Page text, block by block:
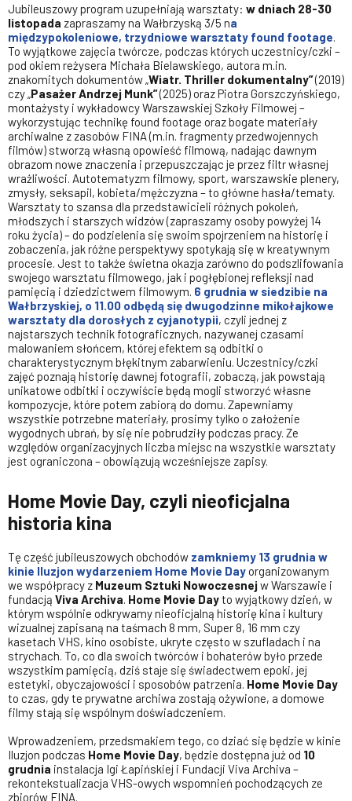
Jubileuszowy program uzupełniają warsztaty: w dniach 28-30
listopada zapraszamy na Wałbrzyską 3/5 na
międzypokoleniowe, trzydniowe warsztaty found footage.
To wyjątkowe zajęcia twórcze, podczas których uczestnicy/czki –
pod okiem reżysera Michała Bielawskiego, autora m.in.
znakomitych dokumentów „Wiatr. Thriller dokumentalny”(2019)
czy „Pasażer Andrzej Munk”(2025) oraz Piotra Gorszczyńskiego,
montażysty i wykładowcy Warszawskiej Szkoły Filmowej –
wykorzystując technikę found footage oraz bogate materiały
archiwalne z zasobów FINA (m.in. fragmenty przedwojennych
filmów) stworzą własną opowieść filmową, nadając dawnym
obrazom nowe znaczenia i przepuszczając je przez filtr własnej
wrażliwości. Autotematyzm filmowy, sport, warszawskie plenery,
zmysły, seksapil, kobieta/mężczyzna – to główne hasła/tematy.
Warsztaty to szansa dla przedstawicieli różnych pokoleń,
młodszych i starszych widzów (zapraszamy osoby powyżej 14
roku życia) – do podzielenia się swoim spojrzeniem na historię i
zobaczenia, jak różne perspektywy spotykają się w kreatywnym
procesie. Jest to także świetna okazja zarówno do podszlifowania
swojego warsztatu filmowego, jak i pogłębionej refleksji nad
pamięcią i dziedzictwem filmowym. 6 grudnia w siedzibie na
Wałbrzyskiej, o 11.00 odbędą się dwugodzinne mikołajkowe
warsztaty dla dorosłych z cyjanotypii, czyli jednej z
najstarszych technik fotograficznych, nazywanej czasami
malowaniem słońcem, której efektem są odbitki o
charakterystycznym błękitnym zabarwieniu. Uczestnicy/czki
zajęć poznają historię dawnej fotografii, zobaczą, jak powstają
unikatowe odbitki i oczywiście będą mogli stworzyć własne
kompozycje, które potem zabiorą do domu. Zapewniamy
wszystkie potrzebne materiały, prosimy tylko o założenie
wygodnych ubrań, by się nie pobrudziły podczas pracy. Ze
względów organizacyjnych liczba miejsc na wszystkie warsztaty
jest ograniczona – obowiązują wcześniejsze zapisy.
Home Movie Day, czyli nieoficjalna
historia kina
Tę część jubileuszowych obchodów zamkniemy 13 grudnia w
kinie Iluzjon wydarzeniem Home Movie Dayorganizowanym
we współpracy z Muzeum Sztuki Nowoczesnejw Warszawie i
fundacją Viva Archiva. Home Movie Dayto wyjątkowy dzień, w
którym wspólnie odkrywamy nieoficjalną historię kina i kultury
wizualnej zapisaną na taśmach 8 mm, Super 8, 16 mm czy
kasetach VHS, kino osobiste, ukryte często w szufladach i na
strychach. To, co dla swoich twórców i bohaterów było przede
wszystkim pamięcią, dziś staje się świadectwem epoki, jej
estetyki, obyczajowości i sposobów patrzenia. Home Movie Day
to czas, gdy te prywatne archiwa zostają ożywione, a domowe
filmy stają się wspólnym doświadczeniem.
Wprowadzeniem, przedsmakiem tego, co dziać się będzie w kinie
Iluzjon podczas Home Movie Day, będzie dostępna już od 10
grudnia instalacja Igi Łapińskiej i Fundacji Viva Archiva –
rekontekstualizacja VHS-owych wspomnień pochodzących ze
zbiorów FINA.